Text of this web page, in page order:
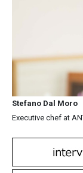
Stefano Dal Moro
Executive chef at